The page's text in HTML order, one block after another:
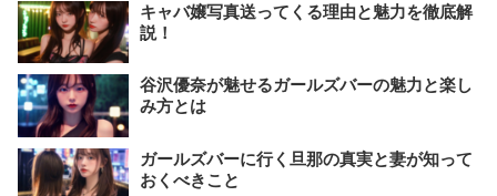
キャバ嬢写真送ってくる理由と魅力を徹底解
説！
谷沢優奈が魅せるガールズバーの魅力と楽し
み方とは
ガールズバーに行く旦那の真実と妻が知って
おくべきこと